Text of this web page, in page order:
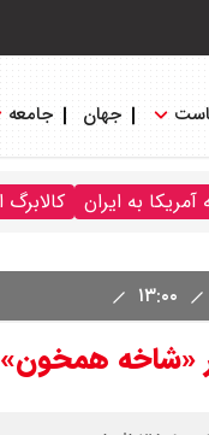
جهان جامعه
آمریکا به ایران کالابرگ
«شاخه همخون»